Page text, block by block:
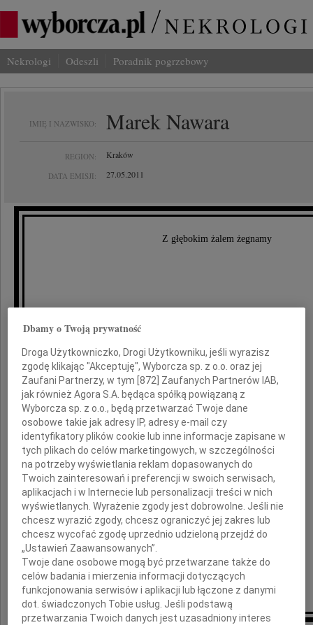
Nekrologi Odeszli Poradnik pogrzebowy
IMIĘ I NAZWISKO: Marek Nawara
REGION: Kraków
DATA EMISJI: 27.05.2011
Z głębokim żalem żegnamy
Marka Nawarę
marszałka województwa małopolskiego
w latach 1998-2002 oraz 2006-2010,
posła na Sejm RP III kadencji.
Odszedł zasłużony Samorządowiec,
prawdziwie oddany Małopolsce.
Rodzinie i Najbliższym
składamy najszczersze kondolencje
Zarząd, Rada Nadzorcza oraz pracownicy
Wodociągów Krakowskich
Dbamy o Twoją prywatność
Droga Użytkowniczko, Drogi Użytkowniku, jeśli wyrazisz
zgodę klikając "Akceptuję", Wyborcza sp. z o.o. oraz jej
Zaufani Partnerzy, w tym [872 ] Zaufanych Partnerów IAB,
jak również Agora S.A. będąca spółką powiązaną z
Wyborcza sp. z o.o., będą przetwarzać Twoje dane
osobowe takie jak adresy IP, adresy e-mail czy
identyfikatory plików cookie lub inne informacje zapisane w
tych plikach do celów marketingowych, w szczególności
na potrzeby wyświetlania reklam dopasowanych do
Twoich zainteresowań i preferencji w swoich serwisach,
aplikacjach i w Internecie lub personalizacji treści w nich
wyświetlanych. Wyrażenie zgody jest dobrowolne. Jeśli nie
chcesz wyrazić zgody, chcesz ograniczyć jej zakres lub
chcesz wycofać zgodę uprzednio udzieloną przejdź do
„Ustawień Zaawansowanych”.
Twoje dane osobowe mogą być przetwarzane także do
celów badania i mierzenia informacji dotyczących
funkcjonowania serwisów i aplikacji lub łączone z danymi
dot. świadczonych Tobie usług. Jeśli podstawą
przetwarzania Twoich danych jest uzasadniony interes